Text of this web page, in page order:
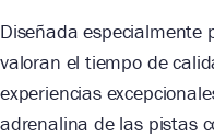
Diseñada especialmente
valoran el tiempo de
experiencias
adrenalina de las pistas